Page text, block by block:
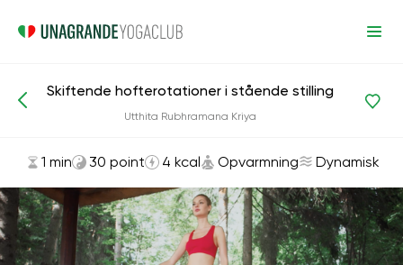
Asanas og øvelser Opvarmning
Skiftende hofterotationer i stående stilling
Utthita Rubhramana Kriya
1 min 30 point 4 kcal Opvarmning Dynamisk